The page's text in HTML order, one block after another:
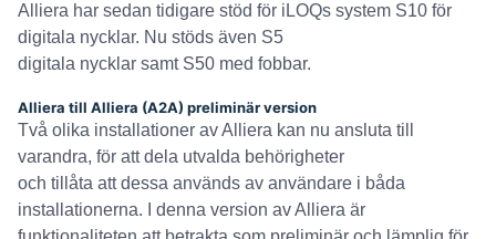
Alliera har sedan tidigare stöd för iLOQs system S10 för
digitala nycklar. Nu stöds även S5
digitala nycklar samt S50 med fobbar.
Alliera till Alliera (A2A) preliminär version
Två olika installationer av Alliera kan nu ansluta till
varandra, för att dela utvalda behörigheter
och tillåta att dessa används av användare i båda
installationerna. I denna version av Alliera är